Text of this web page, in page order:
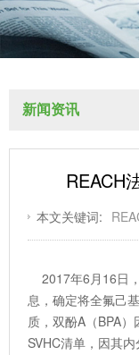
新闻资讯
REACH
本文关键词:
2017年6月16日
息，确定将全氟己
质，双酚A（BPA
SVHC清单，因其内